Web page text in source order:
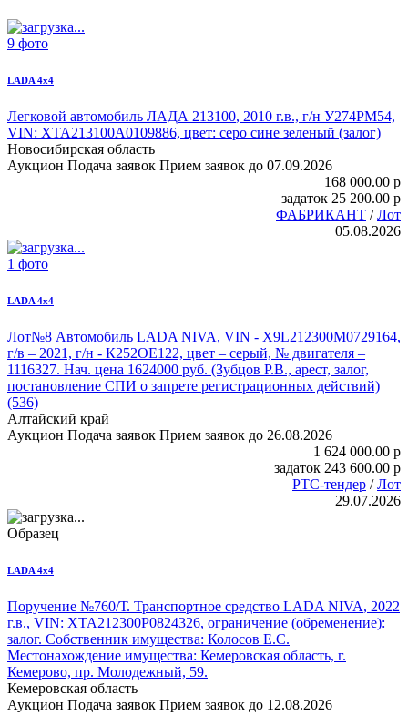
9 фото
LADA 4x4
Легковой автомобиль ЛАДА 213100, 2010 г.в., г/н У274РМ54,
VIN: ХТА213100А0109886, цвет: серо сине зеленый (залог)
Новосибирская область
Аукцион Подача заявок Прием заявок до 07.09.2026
168 000.00 p
задаток 25 200.00 p
ФАБРИКАНТ /Лот
05.08.2026
1 фото
LADA 4x4
Лот№8 Автомобиль LADA NIVA, VIN - X9L212300M0729164,
г/в – 2021, г/н - К252ОЕ122, цвет – серый, № двигателя –
1116327. Нач. цена 1624000 руб. (Зубцов Р.В., арест, залог,
постановление СПИ о запрете регистрационных действий)
(536)
Алтайский край
Аукцион Подача заявок Прием заявок до 26.08.2026
1 624 000.00 p
задаток 243 600.00 p
РТС-тендер /Лот
29.07.2026
Образец
LADA 4x4
Поручение №760/Т. Транспортное средство LADA NIVA, 2022
г.в., VIN: XTA212300P0824326, ограничение (обременение):
залог. Собственник имущества: Колосов Е.С.
Местонахождение имущества: Кемеровская область, г.
Кемерово, пр. Молодежный, 59.
Кемеровская область
Аукцион Подача заявок Прием заявок до 12.08.2026